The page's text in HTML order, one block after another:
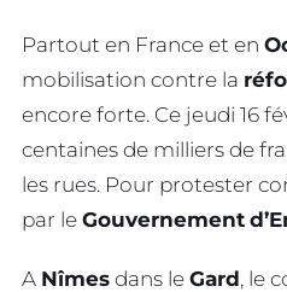
Partout en France et en
mobilisation contre la
encore forte. Ce jeudi 16
centaines de milliers de
les rues. Pour protester
par le Gouvernement
A Nîmes dans le Gard, le